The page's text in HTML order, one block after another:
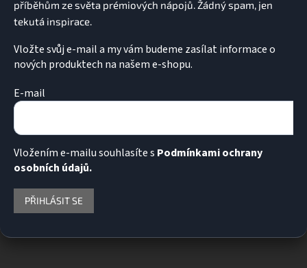
Vložte svůj e-mail a my vám budeme zasílat informace o
nových produktech na našem e-shopu.
E-mail
Vložením e-mailu souhlasíte s Podmínkami ochrany
osobních údajů.
PŘIHLÁSIT SE